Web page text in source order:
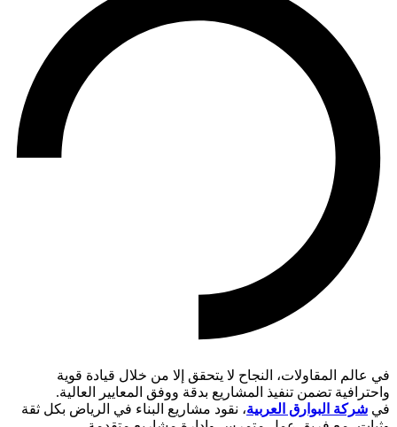
في عالم المقاولات، النجاح لا يتحقق إلا من خلال قيادة قوية
واحترافية تضمن تنفيذ المشاريع بدقة ووفق المعايير العالية.
في شركة البوارق العربية، نقود مشاريع البناء في الرياض بكل ثقة